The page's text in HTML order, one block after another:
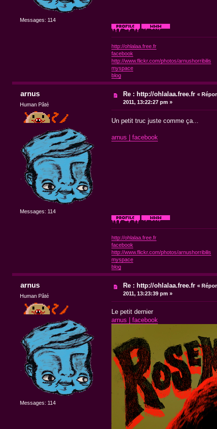
Messages: 114
http://ohlalaa.free.fr
facebook
http://www.flickr.com/photos/arnushorribilis
myspace
blog
arnus
Human Pâté
Messages: 114
Re : http://ohlalaa.free.fr «
2011, 13:22:27 pm »
Un petit truc juste comme ça...
arnus | facebook
http://ohlalaa.free.fr
facebook
http://www.flickr.com/photos/arnushorribilis
myspace
blog
arnus
Human Pâté
Messages: 114
Re : http://ohlalaa.free.fr «
2011, 13:23:39 pm »
Le petit dernier
arnus | facebook